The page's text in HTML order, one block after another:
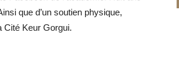
que d’un soutien physique,
Cité Keur Gorgui.